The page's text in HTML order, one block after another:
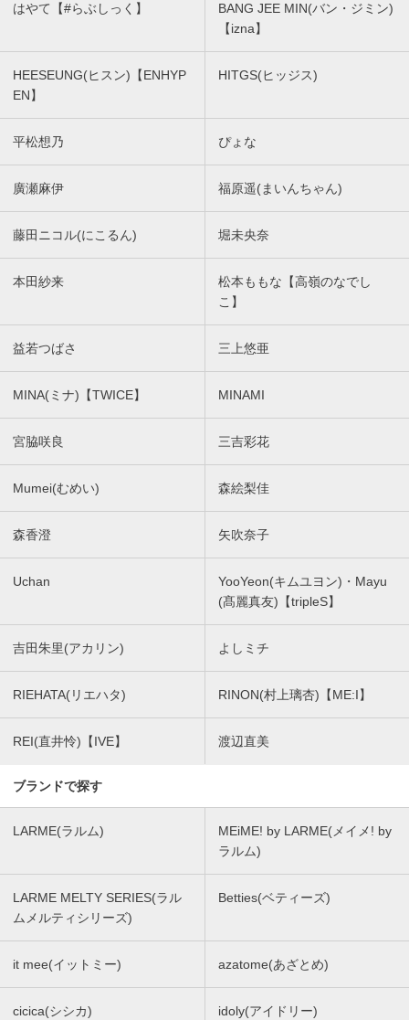
はやて【#らぶしっく】
BANG JEE MIN(バン・ジミン)
【izna】
HEESEUNG(ヒスン)【ENHYP
EN】
HITGS(ヒッジス)
平松想乃 ぴょな
廣瀬麻伊 福原遥(まいんちゃん)
藤田ニコル(にこるん) 堀未央奈
本田紗来
松本ももな【高嶺のなでし
こ】
益若つばさ 三上悠亜
MINA(ミナ)【TWICE】 MINAMI
宮脇咲良 三吉彩花
Mumei(むめい) 森絵梨佳
森香澄 矢吹奈子
Uchan
YooYeon(キムユヨン)・Mayu
(髙麗真友)【tripleS】
吉田朱里(アカリン) よしミチ
RIEHATA(リエハタ) RINON(村上璃杏)【ME:I】
REI(直井怜)【IVE】 渡辺直美
ブランドで探す
LARME(ラルム)
MEiME! by LARME(メイメ! by
ラルム)
LARME MELTY SERIES(ラル
ムメルティシリーズ)
Betties(ベティーズ)
it mee(イットミー) azatome(あざとめ)
cicica(シシカ) idoly(アイドリー)